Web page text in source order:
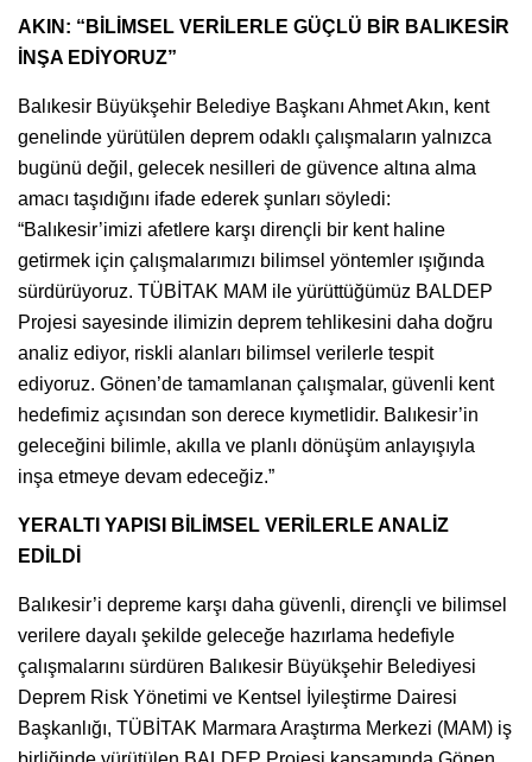
AKIN: “BİLİMSEL VERİLERLE GÜÇLÜ BİR BALIKESİR
İNŞA EDİYORUZ”
Balıkesir Büyükşehir Belediye Başkanı Ahmet Akın, kent
genelinde yürütülen deprem odaklı çalışmaların yalnızca
bugünü değil, gelecek nesilleri de güvence altına alma
amacı taşıdığını ifade ederek şunları söyledi:
“Balıkesir’imizi afetlere karşı dirençli bir kent haline
getirmek için çalışmalarımızı bilimsel yöntemler ışığında
sürdürüyoruz. TÜBİTAK MAM ile yürüttüğümüz BALDEP
Projesi sayesinde ilimizin deprem tehlikesini daha doğru
analiz ediyor, riskli alanları bilimsel verilerle tespit
ediyoruz. Gönen’de tamamlanan çalışmalar, güvenli kent
hedefimiz açısından son derece kıymetlidir. Balıkesir’in
geleceğini bilimle, akılla ve planlı dönüşüm anlayışıyla
inşa etmeye devam edeceğiz.”
YERALTI YAPISI BİLİMSEL VERİLERLE ANALİZ
EDİLDİ
Balıkesir’i depreme karşı daha güvenli, dirençli ve bilimsel
verilere dayalı şekilde geleceğe hazırlama hedefiyle
çalışmalarını sürdüren Balıkesir Büyükşehir Belediyesi
Deprem Risk Yönetimi ve Kentsel İyileştirme Dairesi
Başkanlığı, TÜBİTAK Marmara Araştırma Merkezi (MAM) iş